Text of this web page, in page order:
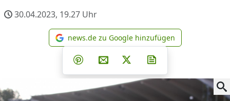
30.04.2023, 19.27 Uhr
news.de zu Google
news.de zu Google hinzufügen
Teilen auf Facebook
Teilen auf Whatsapp
Teilen auf Telegram
Teilen auf Pinterest
Per E-Mail teilen
Post auf X